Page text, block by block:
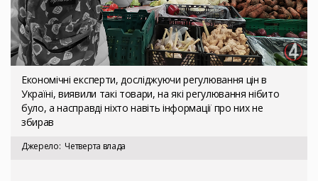
Економічні експерти, досліджуючи регулювання цін в
Україні, виявили такі товари, на які регулювання нібито
було, а насправді ніхто навіть інформації про них не
збирав
Джерело Четверта влада